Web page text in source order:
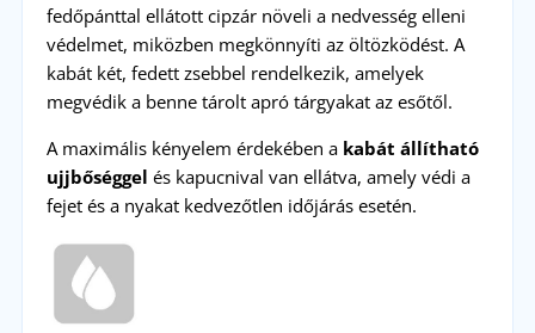
fedőpánttal ellátott cipzár növeli a nedvesség elleni
védelmet, miközben megkönnyíti az öltözködést. A
kabát két, fedett zsebbel rendelkezik, amelyek
megvédik a benne tárolt apró tárgyakat az esőtől.
A maximális kényelem érdekében a kabát állítható
ujjbőséggel és kapucnival van ellátva, amely védi a
fejet és a nyakat kedvezőtlen időjárás esetén.